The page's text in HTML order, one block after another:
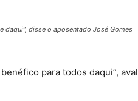
daqui”, disse o aposentado José Gomes
para todos daqui”,